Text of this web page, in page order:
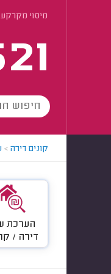
מיסוי
קונים דירה >
הערכת
דירה /